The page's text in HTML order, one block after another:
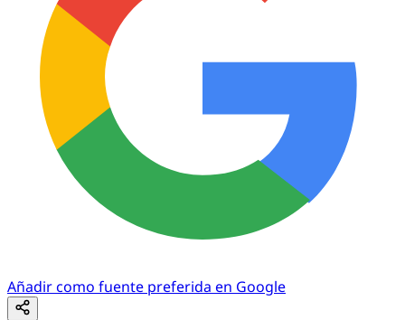
Añadir como fuente preferida en Google